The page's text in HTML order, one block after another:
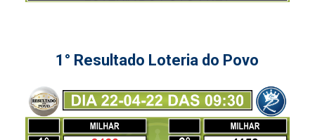
1° Resultado Loteria do Povo